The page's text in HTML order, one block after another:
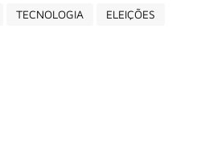
TECNOLOGIA ELEIÇÕES